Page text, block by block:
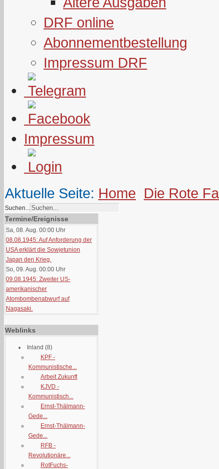
DRF online
Abonnementbestellung
Impressum DRF
Impressum
Aktuelle Seite: Home Die Rote
Suchen...
Termine/Ereignisse
Sa, 08. Aug. 00:00 Uhr
08.08.1945: Auf Anforderung der
USA erklärt die Sowjetunion
Japan den Krieg.
So, 09. Aug. 00:00 Uhr
09.08.1945: Zweiter US-
amerikanischer
Atombombenabwurf auf
Nagasaki.
Weblinks
Inland (8)
KPF -
Kommunistische...
Arbeit Zukunft
KJVD -
Kommunistisch...
Ernst-Thälmann-
Gede...
Ernst-Thälmann-
Gede...
RFB -
Revolutionäre...
RotFuchs-